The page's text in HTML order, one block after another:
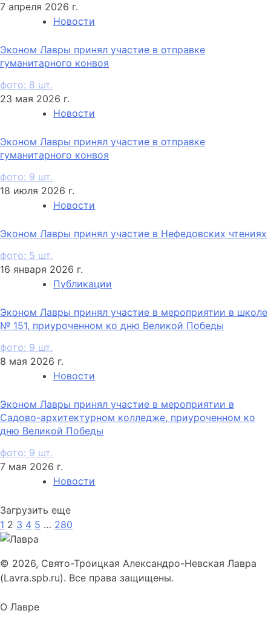
7 апреля 2026 г.
Новости
Эконом Лавры принял участие в отправке
гуманитарного конвоя
фото: 8 шт.
23 мая 2026 г.
Новости
Эконом Лавры принял участие в отправке
гуманитарного конвоя
фото: 9 шт.
18 июля 2026 г.
Новости
Эконом Лавры принял участие в Нефедовских чтениях
фото: 5 шт.
16 января 2026 г.
Публикации
Эконом Лавры принял участие в мероприятии в школе
№ 151, приуроченном ко дню Великой Победы
фото: 9 шт.
8 мая 2026 г.
Новости
Эконом Лавры принял участие в мероприятии в
Садово-архитектурном колледже, приуроченном ко
дню Великой Победы
фото: 9 шт.
7 мая 2026 г.
Новости
Загрузить еще
1 2 3 4 5 … 280
© 2026, Свято-Троицкая Александро-Невская Лавра
(Lavra.spb.ru). Все права защищены.
О Лавре